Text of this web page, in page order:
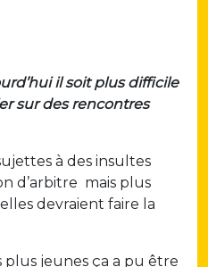
il soit plus difficile
sur des rencontres
à des insultes
d’arbitre mais plus
devraient faire la
plus jeunes ça a pu être